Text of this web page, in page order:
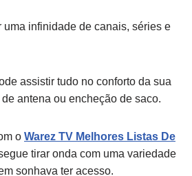
uma infinidade de canais, séries e
assistir tudo no conforto da sua
antena ou encheção de saco.
o Warez TV Melhores Listas De
tirar onda com uma variedade
sonhava ter acesso.